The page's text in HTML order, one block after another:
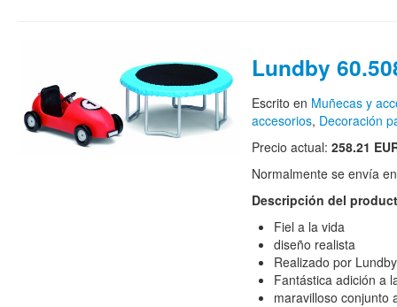
Lundby
Escrito en Muñecas y
accesorios, Decoración
Precio actual: 258.21
Normalmente se envía
Descripción del
Fiel a la vida
diseño realista
Realizado por
Fantástica adición a
maravilloso conjunto